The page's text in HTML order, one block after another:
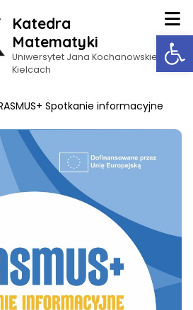
Katedra
Matematyki
Uniwersytet Jana Kochanowskiego w
Kielcach
Spotkanie informacyjne